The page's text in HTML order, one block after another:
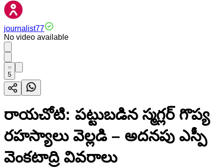
journalist77
No video available
5
రాయచోటి: పట్టుబడిన స్మగ్లర్ గొప్య
రహస్యాలు వెల్లడి – అదనపు ఎస్పీ
వెంకటాద్రి వివరాలు